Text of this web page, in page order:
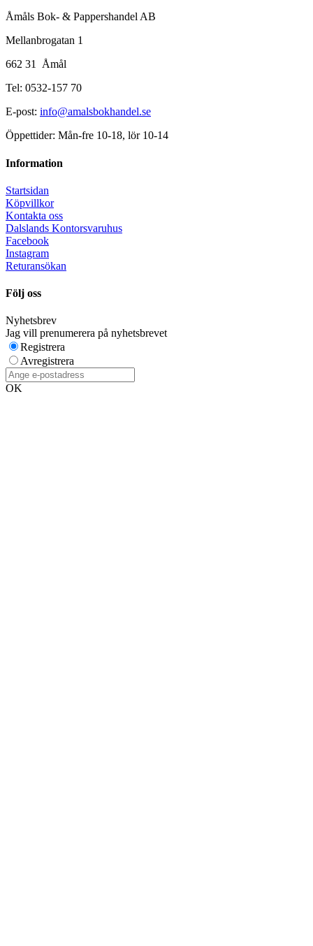
Åmåls Bok- & Pappershandel AB
Mellanbrogatan 1
662 31 Åmål
Tel: 0532-157 70
E-post: info@amalsbokhandel.se
Öppettider: Mån-fre 10-18, lör 10-14
Information
Startsidan
Köpvillkor
Kontakta oss
Dalslands Kontorsvaruhus
Facebook
Instagram
Returansökan
Följ oss
Nyhetsbrev
Jag vill prenumerera på nyhetsbrevet
Registrera
Avregistrera
OK